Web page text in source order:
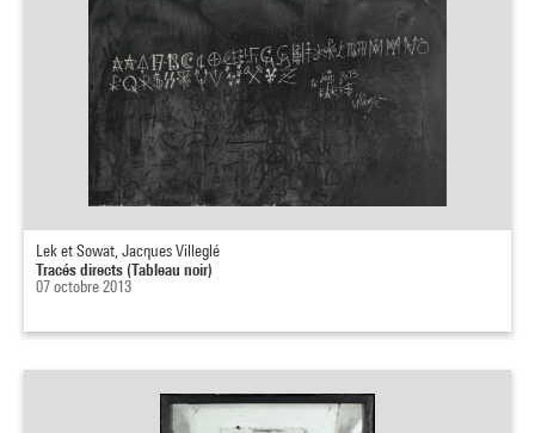
Lek et Sowat, Jacques Villeglé
Tracés directs (Tableau noir)
07 octobre 2013